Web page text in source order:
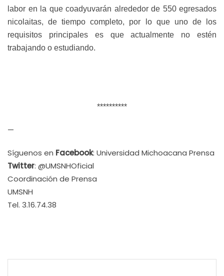
labor en la que coadyuvarán alrededor de 550 egresados
nicolaitas, de tiempo completo, por lo que uno de los
requisitos principales es que actualmente no estén
trabajando o estudiando.
**********
—
Síguenos en Facebook: Universidad Michoacana Prensa
Twitter: @UMSNHOficial
Coordinación de Prensa
UMSNH
Tel. 3.16.74.38